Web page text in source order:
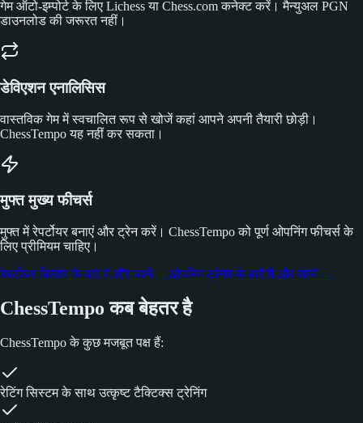
गेम ऑटो-इम्पोर्ट के लिए Lichess या Chess.com कनेक्ट करें। मैन्युअल PGN
डाउनलोड की जरूरत नहीं।
डेविएशन एनालिसिस
वास्तविक गेम में स्वचालित रूप से खोजें कहां आपने अपनी तैयारी छोड़ी।
ChessTempo यह नहीं कर सकता।
मुफ्त मुख्य फीचर्स
मुफ्त में रेपर्टोयर बनाएं और ट्रेन करें। ChessTempo को पूर्ण ओपनिंग फीचर्स के
लिए प्रीमियम चाहिए।
रेपर्टोयर बिल्डर के बारे में और जानें→ओपनिंग ट्रेनर के बारे में और जानें→
ChessTempo कब बेहतर है
ChessTempo के कुछ मजबूत पक्ष हैं:
रेटिंग सिस्टम के साथ उत्कृष्ट टैक्टिक्स ट्रेनिंग